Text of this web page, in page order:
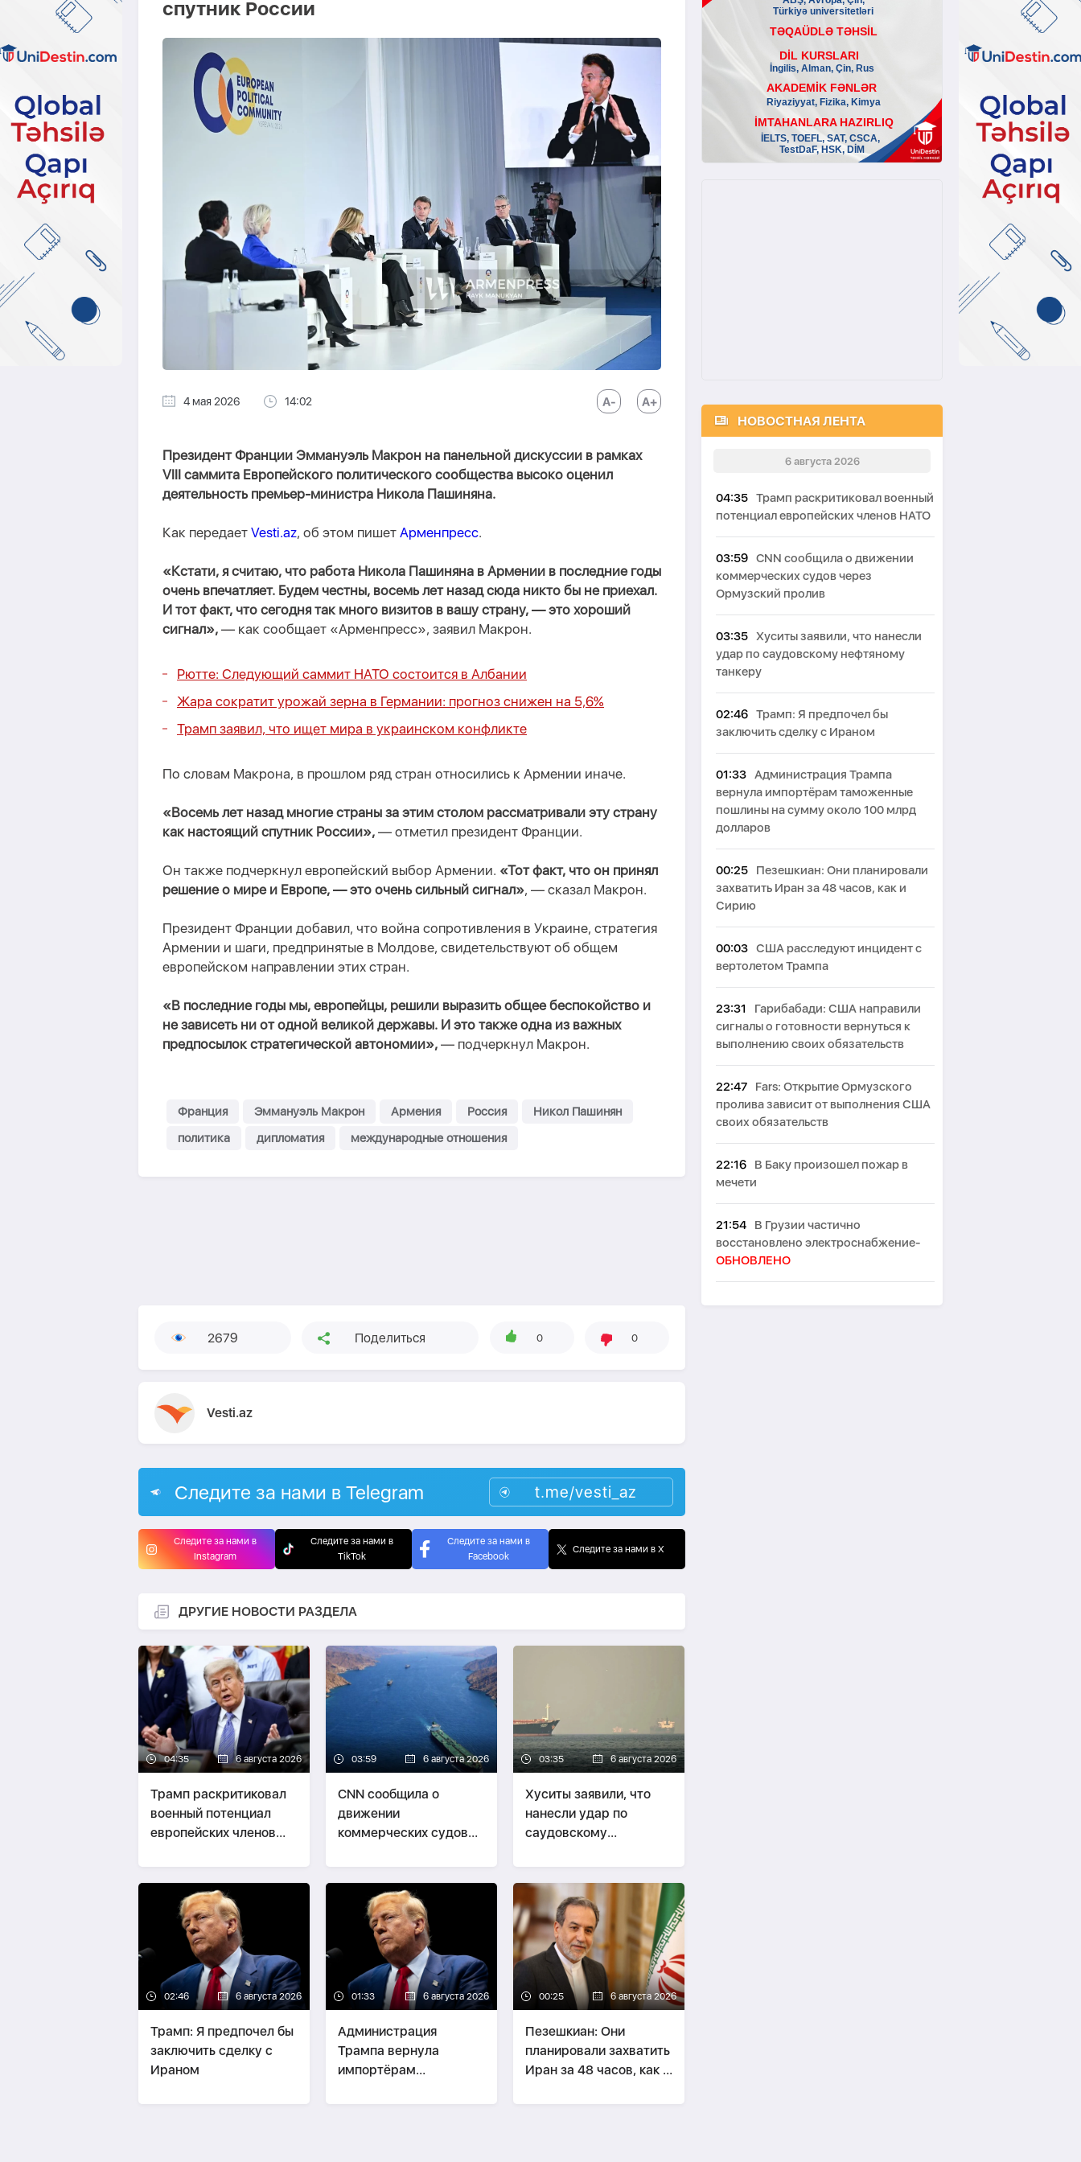
спутник России
4 мая 2026 14:02
Президент Франции Эммануэль Макрон на панельной дискуссии в рамках
VIII саммита Европейского политического сообщества высоко оценил
деятельность премьер-министра Никола Пашиняна.
Как передает Vesti.az, об этом пишет Арменпресс.
«Кстати, я считаю, что работа Никола Пашиняна в Армении в последние годы
очень впечатляет. Будем честны, восемь лет назад сюда никто бы не приехал.
И тот факт, что сегодня так много визитов в вашу страну, — это хороший
сигнал», — как сообщает «Арменпресс», заявил Макрон.
Рютте: Следующий саммит НАТО состоится в Албании
Жара сократит урожай зерна в Германии: прогноз снижен на 5,6%
Трамп заявил, что ищет мира в украинском конфликте
По словам Макрона, в прошлом ряд стран относились к Армении иначе.
«Восемь лет назад многие страны за этим столом рассматривали эту страну
как настоящий спутник России», — отметил президент Франции.
Он также подчеркнул европейский выбор Армении. «Тот факт, что он принял
решение о мире и Европе, — это очень сильный сигнал», — сказал Макрон.
Президент Франции добавил, что война сопротивления в Украине, стратегия
Армении и шаги, предпринятые в Молдове, свидетельствуют об общем
европейском направлении этих стран.
«В последние годы мы, европейцы, решили выразить общее беспокойство и
не зависеть ни от одной великой державы. И это также одна из важных
предпосылок стратегической автономии», — подчеркнул Макрон.
Франция Эммануэль Макрон Армения Россия
Никол Пашинян
политика
дипломатия международные отношения
2679 Поделиться 0 0
Vesti.az
Следите за нами в Telegram t.me/vesti_az
Следите за нами в
Instagram
Следите за нами в
TikTok
Следите за нами в
Facebook
Следите за нами в X
ДРУГИЕ НОВОСТИ РАЗДЕЛА
04:35 6 августа 2026
Трамп раскритиковал
военный потенциал
европейских членов
03:59 6 августа 2026
CNN сообщила о
движении
коммерческих судов
пролив
03:35 6 августа 2026
Хуситы заявили, что
нанесли удар по
саудовскому
02:46 6 августа 2026
Трамп: Я предпочел бы
заключить сделку с
Ираном
01:33 6 августа 2026
Администрация
Трампа вернула
импортёрам
на сумму около 100
00:25 6 августа 2026
Пезешкиан: Они
планировали захватить
Иран за 48 часов, как и
НОВОСТНАЯ ЛЕНТА
6 августа 2026
04:35 Трамп раскритиковал военный
потенциал европейских членов НАТО
03:59 CNN сообщила о движении
коммерческих судов через
Ормузский пролив
03:35 Хуситы заявили, что нанесли
удар по саудовскому нефтяному
танкеру
02:46 Трамп: Я предпочел бы
заключить сделку с Ираном
01:33 Администрация Трампа
вернула импортёрам таможенные
пошлины на сумму около 100 млрд
долларов
00:25
Пезешкиан: Они планировали
захватить Иран за 48 часов, как и
Сирию
00:03 США расследуют инцидент с
вертолетом Трампа
23:31
Гарибабади: США направили
сигналы о готовности вернуться к
выполнению своих обязательств
22:47
Fars: Открытие Ормузского
пролива зависит от выполнения США
своих обязательств
22:16
В Баку произошел пожар в
мечети
21:54
В Грузии частично
восстановлено электроснабжение-
ОБНОВЛЕНО
21:26 Reuters: Экспорт бензина и